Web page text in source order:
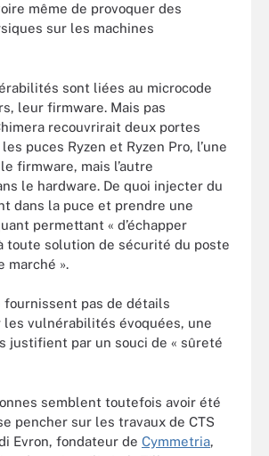
même de provoquer des
sur les machines
sont liées au microcode
leur firmware. Mais pas
recouvrirait deux portes
puces Ryzen et Ryzen Pro, l’une
firmware, mais l’autre
le hardware. De quoi injecter du
dans la puce et prendre une
permettant « d’échapper
toute solution de sécurité du poste
marché ».
fournissent pas de détails
vulnérabilités évoquées, une
justifient par un souci de « sûreté
semblent toutefois avoir été
pencher sur les travaux de CTS
Evron, fondateur de Cymmetria,